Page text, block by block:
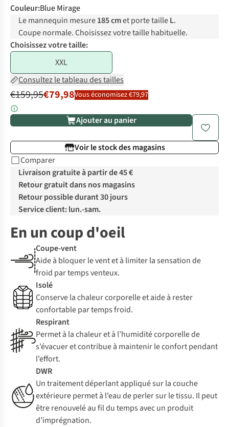
Couleur:Blue Mirage
Le mannequin mesure185 cmet porte tailleL.
Coupe normale. Choisissez votre taille habituelle.
Choisissez votre taille:
XXL
Consultez le tableau des tailles
€159,95€79,98Vous économisez €79,97
Ajouter au panier
Voir le stock des magasins
Comparer
Livraison gratuite à partir de 45 €
Retour gratuit dans nos magasins
Retour possible durant 30 jours
Service client: lun.-sam.
En un coup d'oeil
Coupe-vent
Aide à bloquer le vent et à limiter la sensation de
froid par temps venteux.
Isolé
Conserve la chaleur corporelle et aide à rester
confortable par temps froid.
Respirant
Permet à la chaleur et à l’humidité corporelle de
s’évacuer et contribue à maintenir le confort pendant
l’effort.
DWR
Un traitement déperlant appliqué sur la couche
extérieure permet à l’eau de perler sur le tissu. Il peut
être renouvelé au fil du temps avec un produit
d’imprégnation.